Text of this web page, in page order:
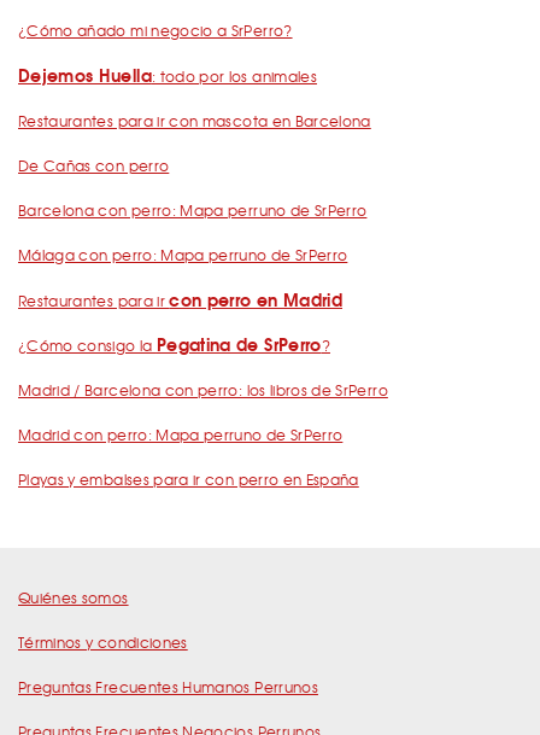
¿Cómo añado mi negocio a SrPerro?
Dejemos Huella: todo por los animales
Restaurantes para ir con mascota en Barcelona
De Cañas con perro
Barcelona con perro: Mapa perruno de SrPerro
Málaga con perro: Mapa perruno de SrPerro
Restaurantes para ircon perro en Madrid
¿Cómo consigo la Pegatina de SrPerro?
Madrid / Barcelona con perro: los libros de SrPerro
Madrid con perro: Mapa perruno de SrPerro
Playas y embalses para ir con perro en España
Quiénes somos
Términos y condiciones
Preguntas Frecuentes Humanos Perrunos